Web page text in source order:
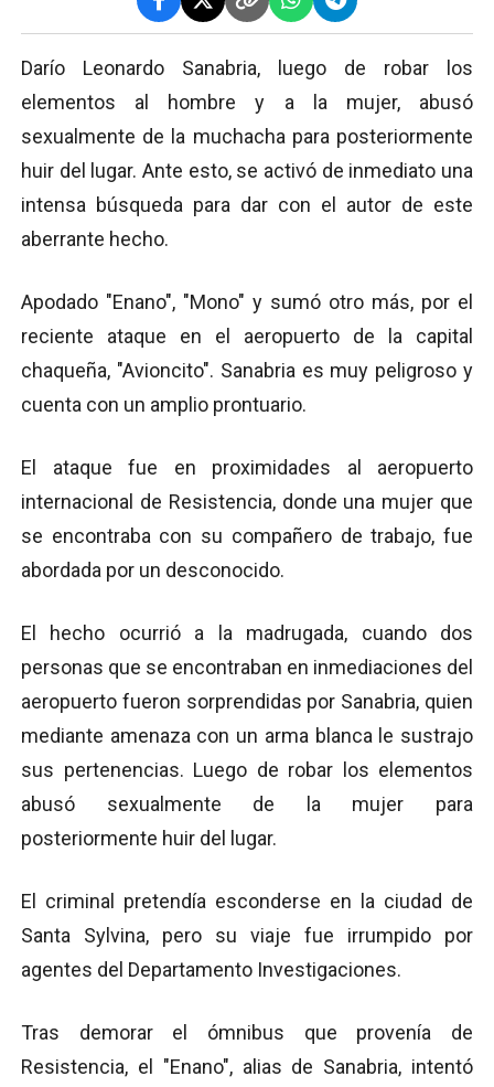
Darío Leonardo Sanabria, luego de robar los
elementos al hombre y a la mujer, abusó
sexualmente de la muchacha para posteriormente
huir del lugar. Ante esto, se activó de inmediato una
intensa búsqueda para dar con el autor de este
aberrante hecho.
Apodado "Enano", "Mono" y sumó otro más, por el
reciente ataque en el aeropuerto de la capital
chaqueña, "Avioncito". Sanabria es muy peligroso y
cuenta con un amplio prontuario.
El ataque fue en proximidades al aeropuerto
internacional de Resistencia, donde una mujer que
se encontraba con su compañero de trabajo, fue
abordada por un desconocido.
El hecho ocurrió a la madrugada, cuando dos
personas que se encontraban en inmediaciones del
aeropuerto fueron sorprendidas por Sanabria, quien
mediante amenaza con un arma blanca le sustrajo
sus pertenencias. Luego de robar los elementos
abusó sexualmente de la mujer para
posteriormente huir del lugar.
El criminal pretendía esconderse en la ciudad de
Santa Sylvina, pero su viaje fue irrumpido por
agentes del Departamento Investigaciones.
Tras demorar el ómnibus que provenía de
Resistencia, el "Enano", alias de Sanabria, intentó